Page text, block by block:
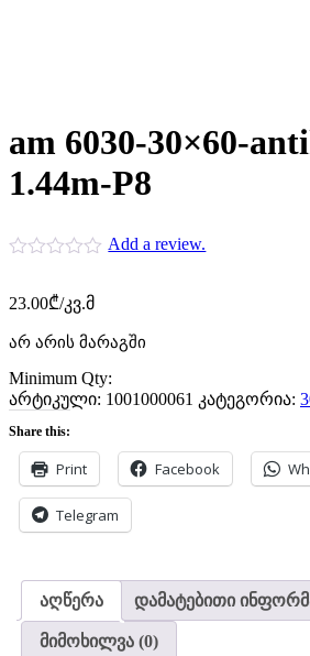
am 6030-30×60-
1.44m-P8
Add a review.
23.00₾/კვ.მ
არ არის მარაგში
Minimum Qty:
არტიკული: 1001000061 კატეგორია:
Share this:
Print Facebook
Telegram
აღწერა დამატებითი
მიმოხილვა (0)